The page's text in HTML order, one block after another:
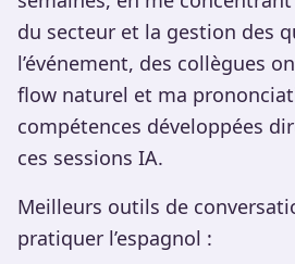
du secteur et la gestion des
l’événement, des collègues
flow naturel et ma
compétences développées
ces sessions IA.
Meilleurs outils de
pratiquer l’espagnol :